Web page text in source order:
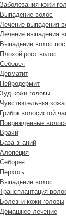
Заболевания кожи
Выпадение волос
Лечение выпадения
Лечение выпадения
Выпадение волос
Плохой рост волос
Cеборея
Дерматит
Нейродермит
Зуд кожи головы
Чувствительная
Грибок волосистой
Поврежденные
Врачи
База знаний
Алопеция
Себорея
Перхоть
Выпадение волос
Трансплантация
Болезни кожи головы
Домашнее лечение